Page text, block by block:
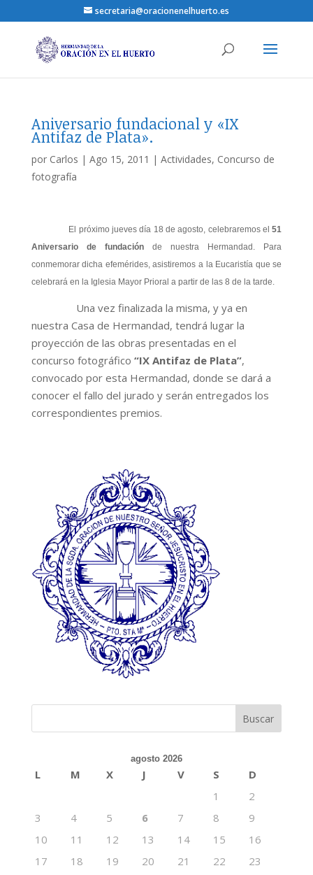
secretaria@oracionenelhuerto.es
Aniversario fundacional y «IX
Antifaz de Plata».
por Carlos | Ago 15, 2011 | Actividades, Concurso de
fotografía
El próximo jueves día 18 de agosto, celebraremos el51
Aniversario de fundaciónde nuestra Hermandad. Para
conmemorar dicha efemérides, asistiremos a la Eucaristía que se
celebrará en la Iglesia Mayor Prioral a partir de las 8 de la tarde.
Una vez finalizada la misma, y ya en
nuestra Casa de Hermandad, tendrá lugar la
proyección de las obras presentadas en el
concurso fotográfico “IX Antifaz de Plata”,
convocado por esta Hermandad, donde se dará a
conocer el fallo del jurado y serán entregados los
correspondientes premios.
agosto 2026
L M X J V S
D
1
2
3
4 5 6 7 8
9
10
11 12 13 14 15
16
17
18 19 20 21 22
23